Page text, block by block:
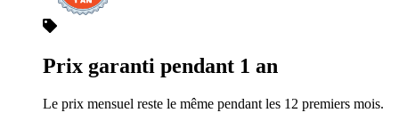
Prix garanti pendant 1 an
Le prix mensuel reste le même pendant les 12 premiers mois.